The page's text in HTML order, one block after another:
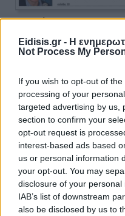
Eidisis.gr - Η
Not Process My
If you wish to opt-out of
processing of your
targeted advertising by us,
section to confirm your
opt-out request is
interest-based ads based
us or personal information
your opt-out. You may
disclosure of your
IAB’s list of downstream
also be disclosed by us to
Πρωινή 5-8-2026
Ειδήσεις